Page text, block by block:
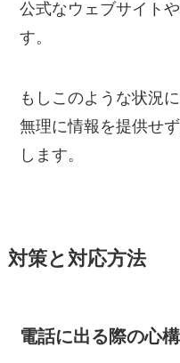
公式なウェブサイト
す。
もしこのような状況
無理に情報を提供せ
します。
対策と対応方法
電話に出る際の心構